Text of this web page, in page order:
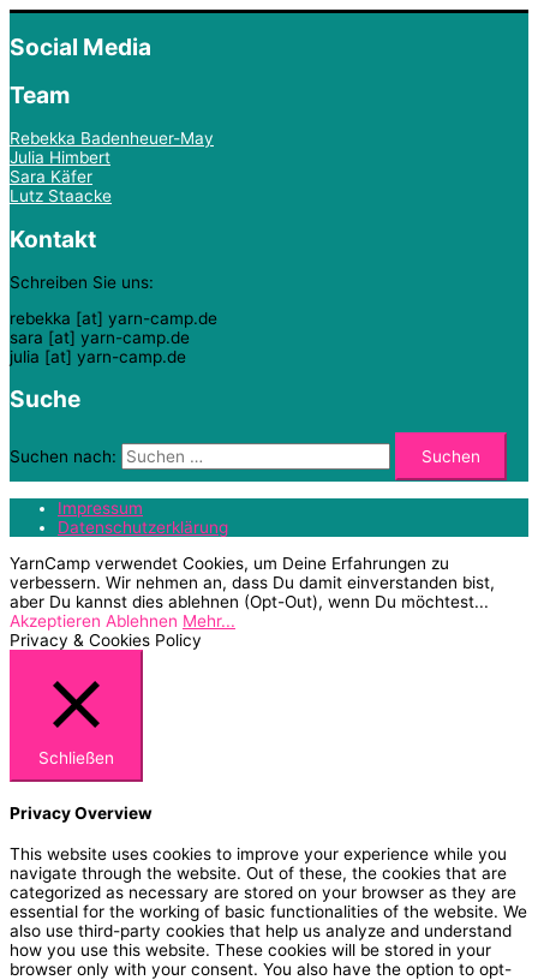
Social Media
Team
Rebekka Badenheuer-May
Julia Himbert
Sara Käfer
Lutz Staacke
Kontakt
Schreiben Sie uns:
rebekka [at] yarn-camp.de
sara [at] yarn-camp.de
julia [at] yarn-camp.de
Suche
Suchen nach:
Impressum
Datenschutzerklärung
YarnCamp verwendet Cookies, um Deine Erfahrungen zu
verbessern. Wir nehmen an, dass Du damit einverstanden bist,
aber Du kannst dies ablehnen (Opt-Out), wenn Du möchtest...
Akzeptieren Ablehnen Mehr...
Privacy & Cookies Policy
Schließen
Privacy Overview
This website uses cookies to improve your experience while you
navigate through the website. Out of these, the cookies that are
categorized as necessary are stored on your browser as they are
essential for the working of basic functionalities of the website. We
also use third-party cookies that help us analyze and understand
how you use this website. These cookies will be stored in your
browser only with your consent. You also have the option to opt-